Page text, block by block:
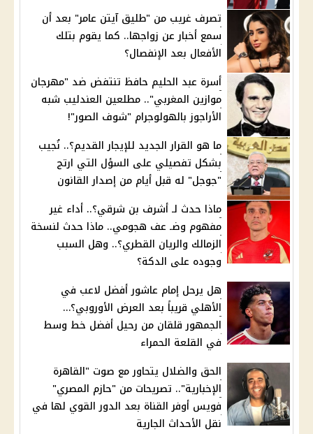
تصرف غريب من "طليق آيتن عامر" بعد أن
سمع أخبار عن زواجها.. كما يقوم بتلك
الأفعال بعد الإنفصال؟
أسرة عبد الحليم حافظ تنتفض ضد "مهرجان
موازين المغربي".. مطلعين العندليب شبه
الأراجوز بالهولوجرام "شوف الصور"!
ما هو القرار الجديد للإيجار القديم؟.. نُجيب
بشكل تفصيلي على السؤل التي ارتج
"جوجل" له قبل أيام من إصدار القانون
ماذا حدث لـ أشرف بن شرقي؟.. أداء غير
مفهوم وضـ عف هجومي.. ماذا حدث لنسخة
الزمالك والريان القطري؟.. وهل السبب
وجوده على الدكة؟
هل يرحل إمام عاشور أفضل لاعب في
الأهلي قريباً بعد العرض الأوروبي؟…
الجمهور قلقان من رحيل أفضل خط وسط
في القلعة الحمراء
الحق والضلال يتحاور مع صوت "القاهرة
الإخبارية".. تصريحات من "حازم المصري"
فويس أوفر القناة بعد الدور القوي لها في
نقل الأحداث الجارية